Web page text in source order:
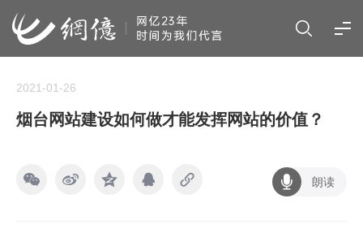
2021-01-26
烟台网站建设如何做才能发挥网站的价值？
朗读